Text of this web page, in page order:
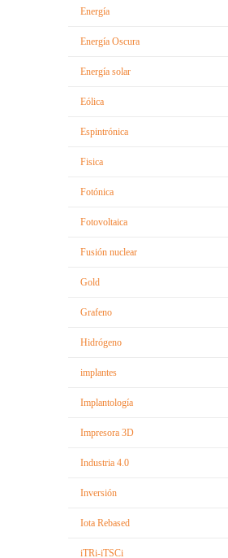
Energía
Energía Oscura
Energía solar
Eólica
Espintrónica
Fisica
Fotónica
Fotovoltaica
Fusión nuclear
Gold
Grafeno
Hidrógeno
implantes
Implantología
Impresora 3D
Industria 4.0
Inversión
Iota Rebased
iTRi-iTSCi